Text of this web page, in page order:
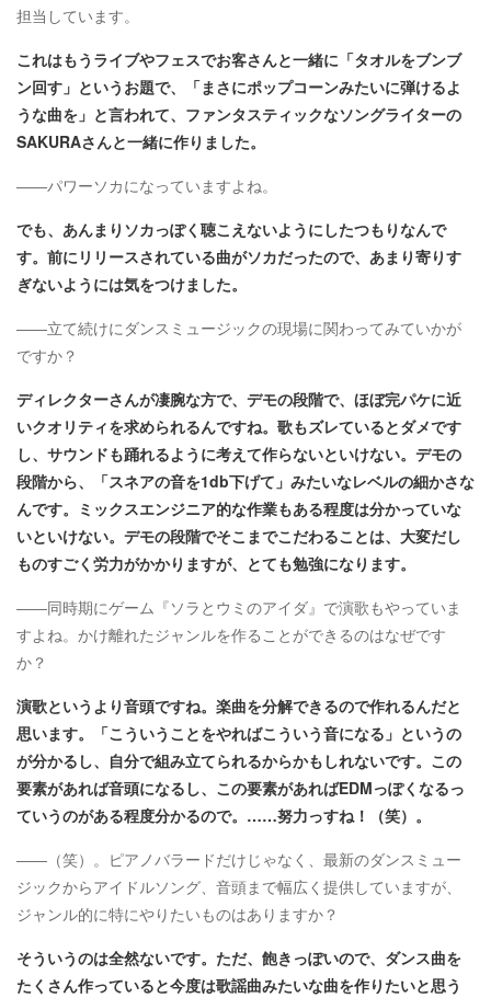
担当しています。
これはもうライブやフェスでお客さんと一緒に「タオルをブンブ
ン回す」というお題で、「まさにポップコーンみたいに弾けるよ
うな曲を」と言われて、ファンタスティックなソングライターの
SAKURAさんと一緒に作りました。
――パワーソカになっていますよね。
でも、あんまりソカっぽく聴こえないようにしたつもりなんで
す。前にリリースされている曲がソカだったので、あまり寄りす
ぎないようには気をつけました。
――立て続けにダンスミュージックの現場に関わってみていかが
ですか？
ディレクターさんが凄腕な方で、デモの段階で、ほぼ完パケに近
いクオリティを求められるんですね。歌もズレているとダメです
し、サウンドも踊れるように考えて作らないといけない。デモの
段階から、「スネアの音を1db下げて」みたいなレベルの細かさな
んです。ミックスエンジニア的な作業もある程度は分かっていな
いといけない。デモの段階でそこまでこだわることは、大変だし
ものすごく労力がかかりますが、とても勉強になります。
――同時期にゲーム『ソラとウミのアイダ』で演歌もやっていま
すよね。かけ離れたジャンルを作ることができるのはなぜです
か？
演歌というより音頭ですね。楽曲を分解できるので作れるんだと
思います。「こういうことをやればこういう音になる」というの
が分かるし、自分で組み立てられるからかもしれないです。この
要素があれば音頭になるし、この要素があればEDMっぽくなるっ
ていうのがある程度分かるので。……努力っすね！（笑）。
――（笑）。ピアノバラードだけじゃなく、最新のダンスミュー
ジックからアイドルソング、音頭まで幅広く提供していますが、
ジャンル的に特にやりたいものはありますか？
そういうのは全然ないです。ただ、飽きっぽいので、ダンス曲を
たくさん作っていると今度は歌謡曲みたいな曲を作りたいと思う